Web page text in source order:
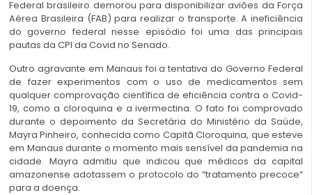
Federal brasileiro demorou para disponibilizar aviões da Força
Aérea Brasileira (FAB) para realizar o transporte. A ineficiência
do governo federal nesse episódio foi uma das principais
pautas da CPI da Covid no Senado.
Outro agravante em Manaus foi a tentativa do Governo Federal
de fazer experimentos com o uso de medicamentos sem
qualquer comprovação científica de eficiência contra o Covid-
19, como a cloroquina e a ivermectina. O fato foi comprovado
durante o depoimento da Secretária do Ministério da Saúde,
Mayra Pinheiro, conhecida como Capitã Cloroquina, que esteve
em Manaus durante o momento mais sensível da pandemia na
cidade. Mayra admitiu que indicou que médicos da capital
amazonense adotassem o protocolo do “tratamento precoce”
para a doença.